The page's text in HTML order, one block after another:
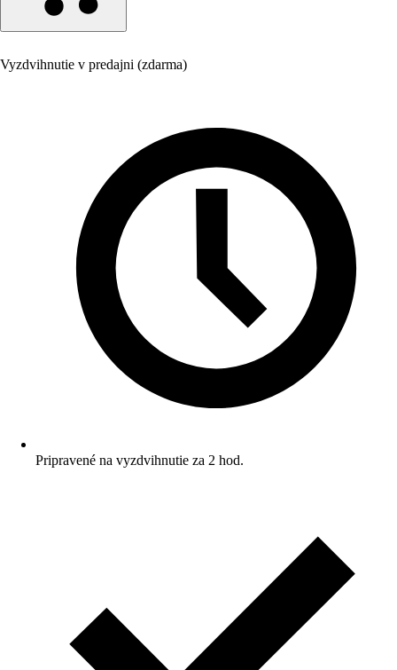
Vyzdvihnutie v predajni (zdarma)
Pripravené na vyzdvihnutie za 2 hod.